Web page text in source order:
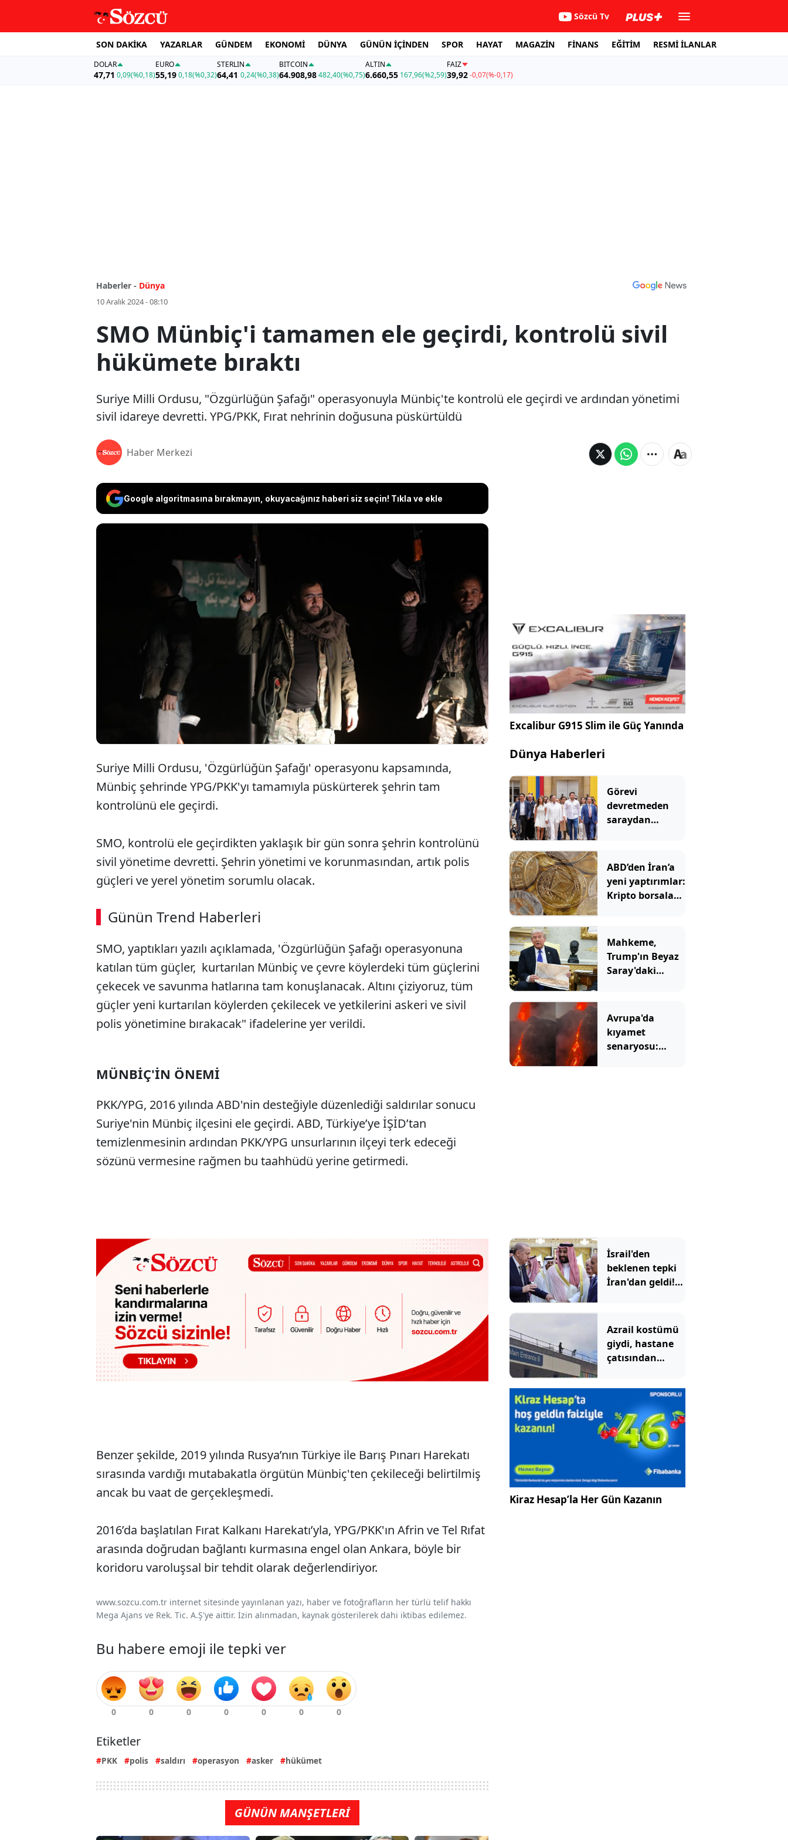
Sözcü Tv
SON DAKİKA YAZARLAR GÜNDEM EKONOMİ DÜNYA GÜNÜN İÇİNDEN SPOR HAYAT MAGAZİN FİNANS EĞİTİM RESMİ İLANLAR
DOLAR
47,71 0,09(%0,18)
EURO
55,19 0,18(%0,32)
STERLIN
64,41 0,24(%0,38)
BITCOIN
64.908,98482,40(%0,75)
ALTIN
6.660,55 167,96(%2,59)
FAİZ
39,92-0,07(%-0,17)
Haberler - Dünya
10 Aralık 2024 - 08:10
SMO Münbiç'i tamamen ele geçirdi, kontrolü sivil
hükümete bıraktı
Suriye Milli Ordusu, "Özgürlüğün Şafağı" operasyonuyla Münbiç'te kontrolü ele geçirdi ve ardından yönetimi
sivil idareye devretti. YPG/PKK, Fırat nehrinin doğusuna püskürtüldü
Haber Merkezi
Google algoritmasına bırakmayın, okuyacağınız haberi siz seçin! Tıkla ve ekle
Suriye Milli Ordusu, "Özgürlüğün Şafağı" operasyonuyla
Münbiç'te kontrolü ele geçirdi ve ardından yönetimi sivil
idareye devretti. YPG/PKK, Fırat nehrinin doğusuna
püskürtüldü
Suriye Milli Ordusu, 'Özgürlüğün Şafağı' operasyonu kapsamında,
Münbiç şehrinde YPG/PKK'yı tamamıyla püskürterek şehrin tam
kontrolünü ele geçirdi.
SMO, kontrolü ele geçirdikten yaklaşık bir gün sonra şehrin kontrolünü
sivil yönetime devretti. Şehrin yönetimi ve korunmasından, artık polis
güçleri ve yerel yönetim sorumlu olacak.
Günün Trend Haberleri
00:02 / 08:15
Sesi Aç
SMO, yaptıkları yazılı açıklamada, 'Özgürlüğün Şafağı operasyonuna
katılan tüm güçler, kurtarılan Münbiç ve çevre köylerdeki tüm güçlerini
çekecek ve savunma hatlarına tam konuşlanacak. Altını çiziyoruz, tüm
güçler yeni kurtarılan köylerden çekilecek ve yetkilerini askeri ve sivil
polis yönetimine bırakacak" ifadelerine yer verildi.
MÜNBİÇ'İN ÖNEMİ
PKK/YPG, 2016 yılında ABD'nin desteğiyle düzenlediği saldırılar sonucu
Suriye'nin Münbiç ilçesini ele geçirdi. ABD, Türkiye’ye İŞİD’tan
temizlenmesinin ardından PKK/YPG unsurlarının ilçeyi terk edeceği
sözünü vermesine rağmen bu taahhüdü yerine getirmedi.
Benzer şekilde, 2019 yılında Rusya’nın Türkiye ile Barış Pınarı Harekatı
sırasında vardığı mutabakatla örgütün Münbiç'ten çekileceği belirtilmiş
ancak bu vaat de gerçekleşmedi.
2016’da başlatılan Fırat Kalkanı Harekatı’yla, YPG/PKK'ın Afrin ve Tel Rıfat
arasında doğrudan bağlantı kurmasına engel olan Ankara, böyle bir
koridoru varoluşsal bir tehdit olarak değerlendiriyor.
www.sozcu.com.tr internet sitesinde yayınlanan yazı, haber ve fotoğrafların her türlü telif hakkı
Mega Ajans ve Rek. Tic. A.Ş'ye aittir. İzin alınmadan, kaynak gösterilerek dahi iktibas edilemez.
Bu habere emoji ile tepki ver
Etiketler
PKK polis saldırı operasyon asker hükümet
GÜNÜN MANŞETLERİ
Excalibur G915 Slim ile Güç Yanında
Dünya Haberleri
Görevi
devretmeden
saraydan
müzeye
çevireceğim’
demişti
ABD’den İran’a
yeni yaptırımlar:
Kripto borsaları
Mahkeme,
Trump'ın Beyaz
Saray'daki
Avrupa'da
kıyamet
senaryosu:
İsrail'den
beklenen tepki
İran'dan geldi!
Tahran'ı kızdırdı
Azrail kostümü
giydi, hastane
çatısından
göründü:
Mahkemede
ilginç savunma
Kiraz Hesap’la Her Gün Kazanın